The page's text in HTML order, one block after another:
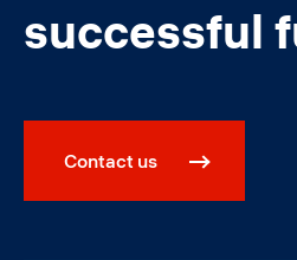
successful
Contact us